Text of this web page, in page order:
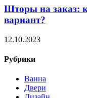
Шторы на заказ:
вариант?
12.10.2023
Рубрики
Ванна
Двери